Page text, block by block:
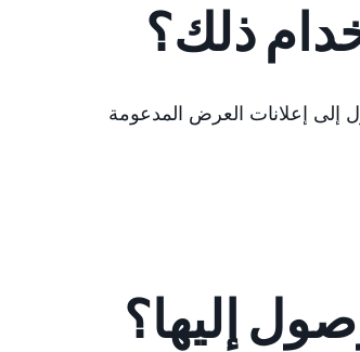
ذلك؟
إلى إعلانات العرض المدعومة
إليها؟